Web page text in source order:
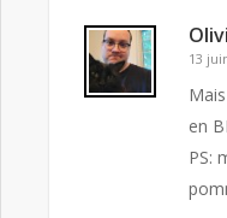
13
en
PS: